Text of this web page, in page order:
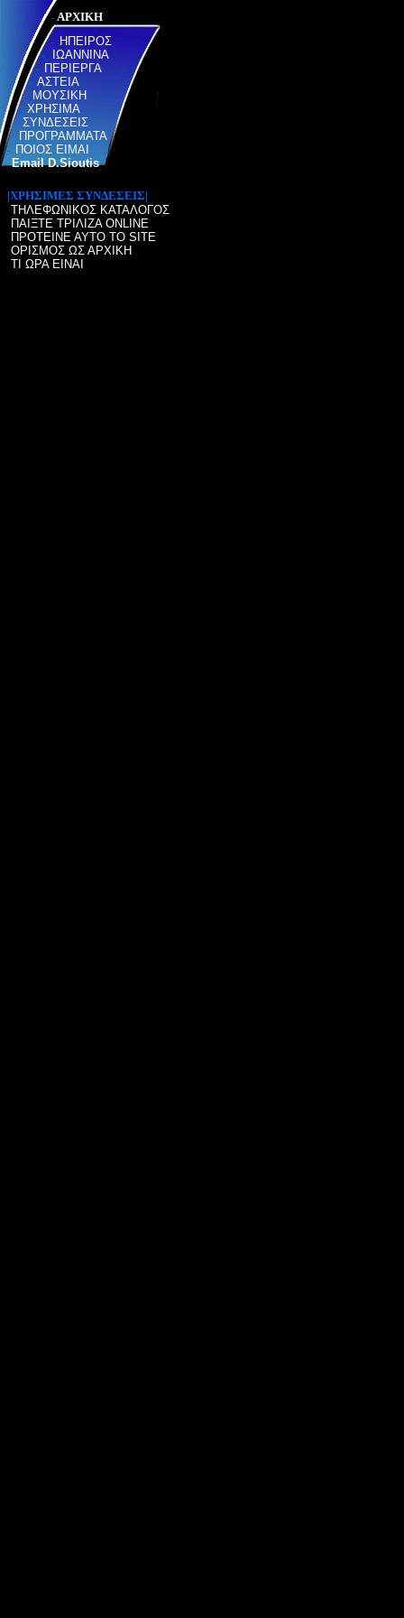
- ΑΡΧΙΚΗ
- ΗΠΕΙΡΟΣ
- ΙΩΑΝΝΙΝΑ
- ΠΕΡΙΕΡΓΑ
- ΑΣΤΕΙΑ
- ΜΟΥΣΙΚΗ
- ΧΡΗΣΙΜΑ
- ΣΥΝΔΕΣΕΙΣ
- ΠΡΟΓΡΑΜΜΑΤΑ
- ΠΟΙΟΣ ΕΙΜΑΙ
-Email D.Sioutis
|ΧΡΗΣΙΜΕΣ ΣΥΝΔΕΣΕΙΣ|
ΤΗΛΕΦΩΝΙΚΟΣ ΚΑΤΑΛΟΓΟΣ
ΠΑΙΞΤΕ ΤΡΙΛΙΖΑ ONLINE
ΠΡΟΤΕΙΝΕ ΑΥΤΟ ΤΟ SΙΤΕ
ΟΡΙΣΜΟΣ ΩΣ ΑΡΧΙΚΗ
ΤΙ ΩΡΑ ΕΙΝΑΙ